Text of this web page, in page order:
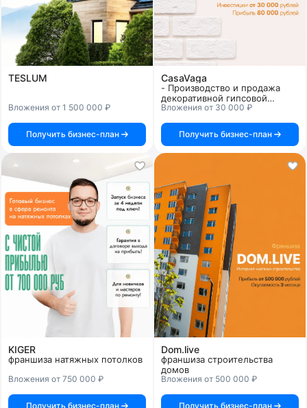
TESLUM
Вложения от 1 500 000 ₽
Получить бизнес-план
CasaVaga
- Производство и продажа
декоративной гипсовой
плитки
Вложения от 30 000 ₽
Получить бизнес-план
KIGER
франшиза натяжных потолков
Вложения от 750 000 ₽
Получить бизнес-план
Dom.live
франшиза строительства
домов
Вложения от 500 000 ₽
Получить бизнес-план